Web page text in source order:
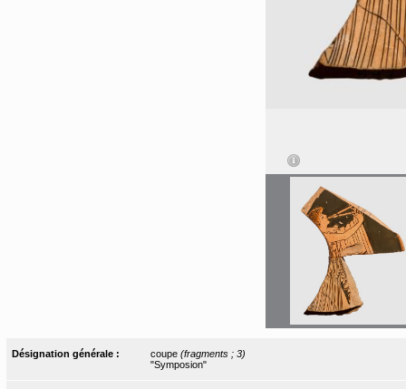
Désignation générale : coupe (fragments ; 3)
"Symposion"